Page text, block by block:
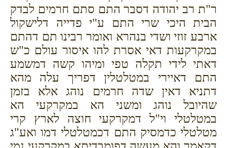
ר"ת רב יהודה דסבר התם סתם חרמים לבדק
הבית היכי שרי התם ע"י פדייה דלישקול
ארבע זוזי ושדי בנהרא ואומר רבינו תם דהתם
במקרקעות דאי אסרת להו איסור עולם כ"ש
דאתי לידי תקלה טפי ומיהו קשה דמשמע
התם דאיירי במטלטלין דפריך עלה מהא
דתניא דאין שדה חרמים נוהג אלא בזמן
שהיובל נוהג ומשני הא במקרקעי הא
במטלטלי וי"ל דמקרקעי חוצה לארץ קרי
מטלטלי כדמסיק התם דכמטלטלי דמו ואע"ג